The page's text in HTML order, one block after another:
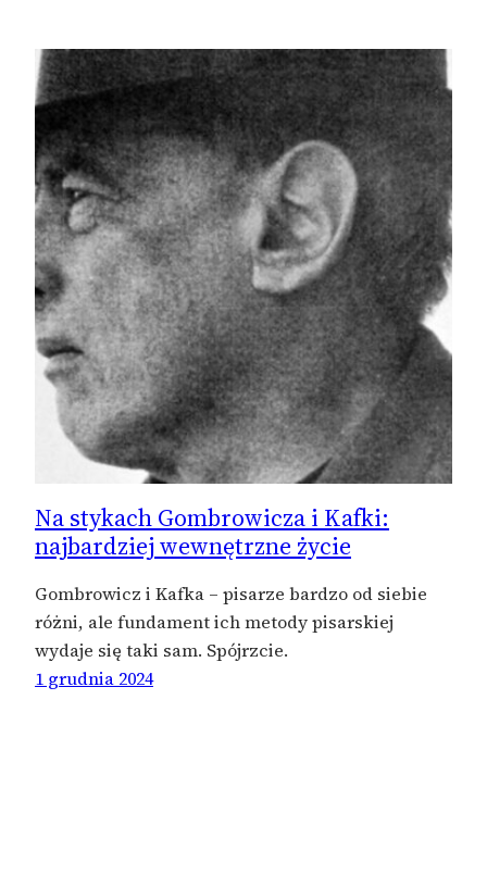
Na stykach Gombrowicza i Kafki:
najbardziej wewnętrzne życie
Gombrowicz i Kafka – pisarze bardzo od siebie
różni, ale fundament ich metody pisarskiej
wydaje się taki sam. Spójrzcie.
1 grudnia 2024